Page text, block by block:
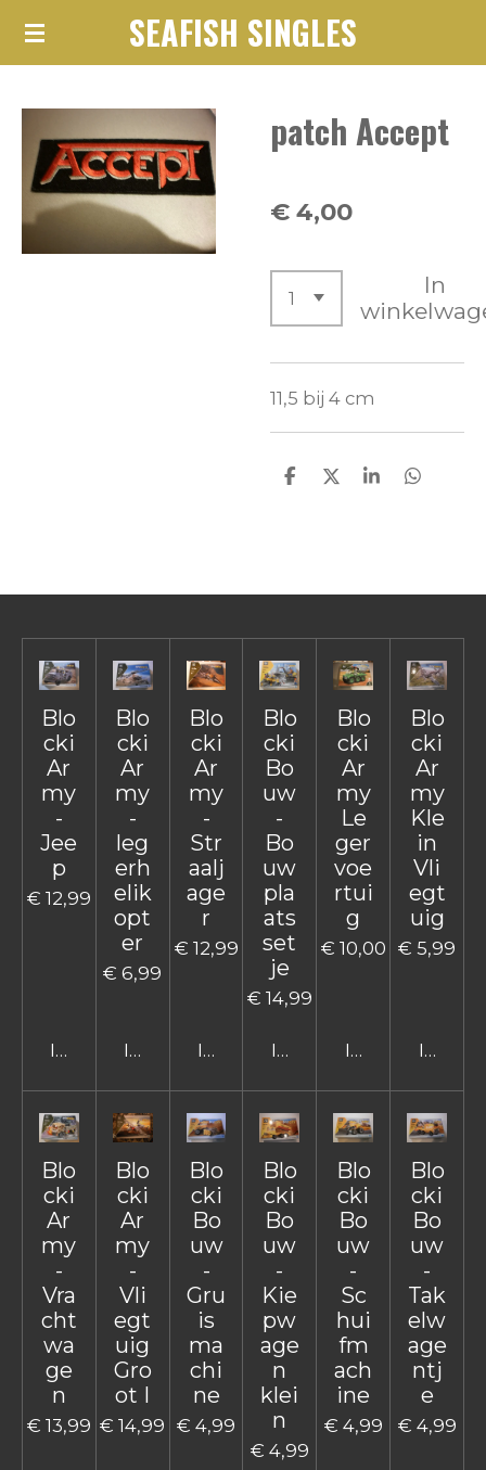
Ga
hoofdinhoud
SEAFISH SINGLES
patch Accept
€ 4,00
In
11,5 bij 4 cm
D
D
S
D
Blo
cki
Ar
my
-
Jee
p
€ 12,99
In winkelwagen
Blo
cki
Ar
my
-
leg
erh
elik
opt
er
€ 6,99
In winkelwagen
Blo
cki
Ar
my
-
Str
aalj
age
r
€ 12,99
In winkelwagen
Blo
cki
Bo
uw
-
Bo
uw
pla
ats
set
je
€ 14,99
In winkelwagen
Blo
cki
Ar
my
Le
ger
voe
rtui
g
€ 10,00
In
Blo
cki
Ar
my
Kle
in
Vli
egt
uig
€ 5,99
In
Blo
cki
Ar
my
-
Vra
cht
wa
ge
n
€ 13,99
Blo
cki
Ar
my
-
Vli
egt
uig
Gro
ot I
€ 14,99
Blo
cki
Bo
uw
-
Gru
is
ma
chi
ne
€ 4,99
Blo
cki
Bo
uw
-
Kie
pw
age
n
klei
n
€ 4,99
Blo
cki
Bo
uw
-
Sc
hui
fm
ach
ine
€ 4,99
Blo
cki
Bo
uw
-
Tak
elw
age
ntj
e
€ 4,99